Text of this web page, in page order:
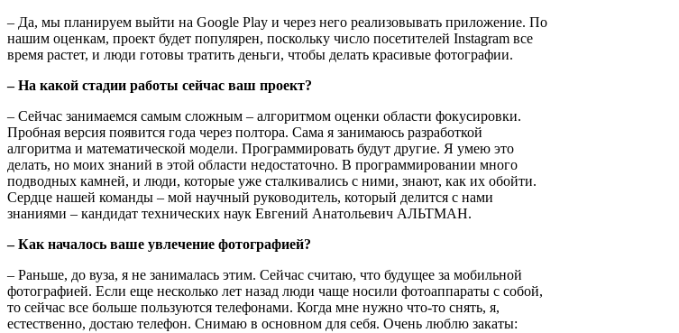
– Да, мы планируем выйти на Google Play и через него реализовывать приложение. По
нашим оценкам, проект будет популярен, поскольку число посетителей Instagram все
время растет, и люди готовы тратить деньги, чтобы делать красивые фотографии.
– На какой стадии работы сейчас ваш проект?
– Сейчас занимаемся самым сложным – алгоритмом оценки области фокусировки.
Пробная версия появится года через полтора. Сама я занимаюсь разработкой
алгоритма и математической модели. Программировать будут другие. Я умею это
делать, но моих знаний в этой области недостаточно. В программировании много
подводных камней, и люди, которые уже сталкивались с ними, знают, как их обойти.
Сердце нашей команды – мой научный руководитель, который делится с нами
знаниями – кандидат технических наук Евгений Анатольевич АЛЬТМАН.
– Как началось ваше увлечение фотографией?
– Раньше, до вуза, я не занималась этим. Сейчас считаю, что будущее за мобильной
фотографией. Если еще несколько лет назад люди чаще носили фотоаппараты с собой,
то сейчас все больше пользуются телефонами. Когда мне нужно что-то снять, я,
естественно, достаю телефон. Снимаю в основном для себя. Очень люблю закаты: